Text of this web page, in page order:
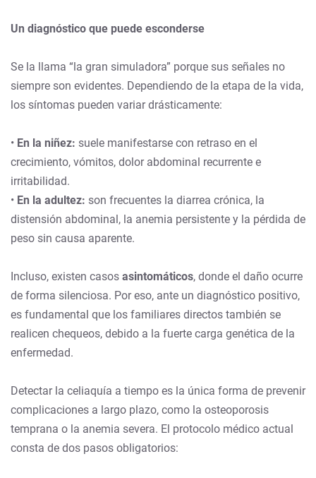
Un diagnóstico que puede esconderse
Se la llama “la gran simuladora” porque sus señales no
siempre son evidentes. Dependiendo de la etapa de la vida,
los síntomas pueden variar drásticamente:
• En la niñez: suele manifestarse con retraso en el
crecimiento, vómitos, dolor abdominal recurrente e
irritabilidad.
• En la adultez: son frecuentes la diarrea crónica, la
distensión abdominal, la anemia persistente y la pérdida de
peso sin causa aparente.
Incluso, existen casos asintomáticos, donde el daño ocurre
de forma silenciosa. Por eso, ante un diagnóstico positivo,
es fundamental que los familiares directos también se
realicen chequeos, debido a la fuerte carga genética de la
enfermedad.
Detectar la celiaquía a tiempo es la única forma de prevenir
complicaciones a largo plazo, como la osteoporosis
temprana o la anemia severa. El protocolo médico actual
consta de dos pasos obligatorios: